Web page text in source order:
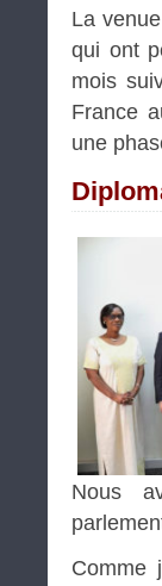
La venue
qui ont
mois
France
une
Nous
Comme